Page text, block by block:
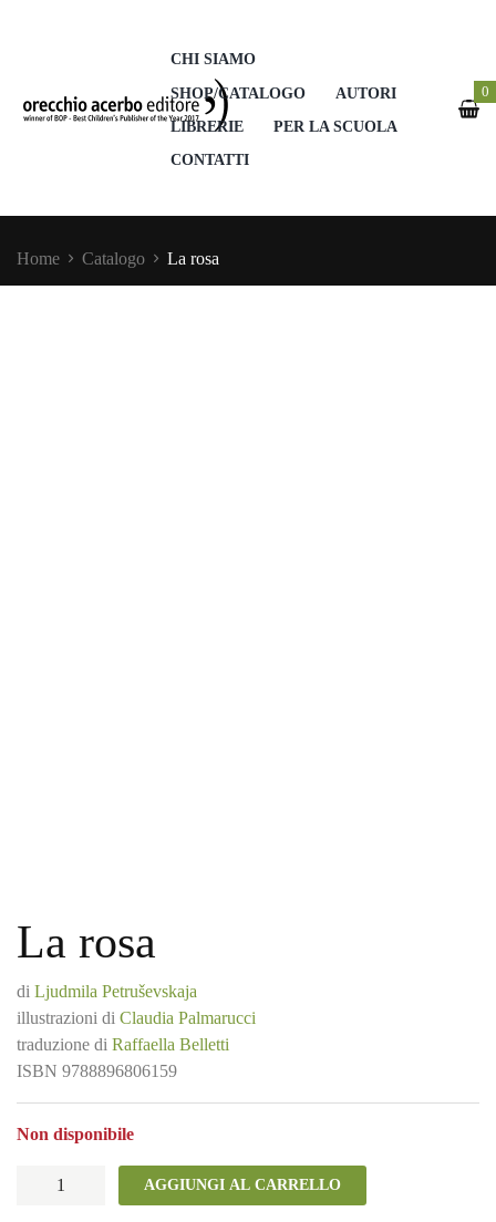
CHI SIAMO
SHOP/CATALOGO
AUTORI
LIBRERIE
PER LA SCUOLA
CONTATTI
0
Home Catalogo La rosa
La rosa
di Ljudmila Petruševskaja
illustrazioni di Claudia Palmarucci
traduzione di Raffaella Belletti
ISBN 9788896806159
Non disponibile
AGGIUNGI AL CARRELLO